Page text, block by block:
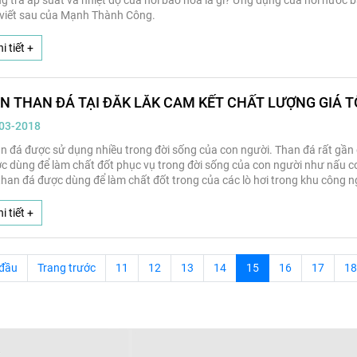
sau của Mạnh Thành Công.
tiết +
THAN ĐÁ TẠI ĐĂK LĂK CAM KẾT CHẤT LƯỢNG GIÁ
2018
đá được sử dụng nhiều trong đời sống của con người. Than đá rất
dùng để làm chất đốt phục vụ trong đời sống của con người như nấu
đá được dùng để làm chất đốt trong của các lò hơi trong khu công
cả các địa bàn ở Đắc lăk như thành phố Buôn Ma Thuật, Buôn Hồ, Ea
nhu cầu sử dụng của Quý Khách hàng
tiết +
Trang trước 11 12 13 14 15 16 17 18